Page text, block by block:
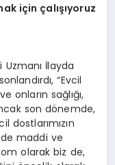
için çalışıyoruz
İlayda
“Evcil
onların sağlığı,
son dönemde,
dostlarımızın
de maddi ve
olarak biz de,